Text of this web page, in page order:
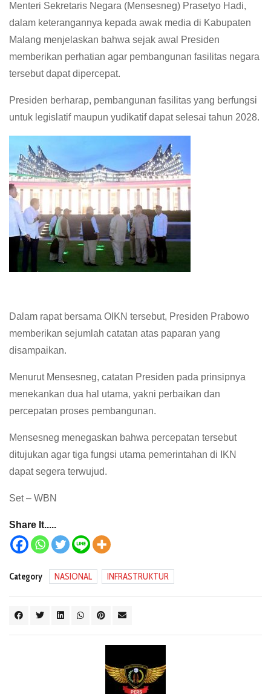
Menteri Sekretaris Negara (Mensesneg) Prasetyo Hadi,
dalam keterangannya kepada awak media di Kabupaten
Malang menjelaskan bahwa sejak awal Presiden
memberikan perhatian agar pembangunan fasilitas negara
tersebut dapat dipercepat.
Presiden berharap, pembangunan fasilitas yang berfungsi
untuk legislatif maupun yudikatif dapat selesai tahun 2028.
Dalam rapat bersama OIKN tersebut, Presiden Prabowo
memberikan sejumlah catatan atas paparan yang
disampaikan.
Menurut Mensesneg, catatan Presiden pada prinsipnya
menekankan dua hal utama, yakni perbaikan dan
percepatan proses pembangunan.
Mensesneg menegaskan bahwa percepatan tersebut
ditujukan agar tiga fungsi utama pemerintahan di IKN
dapat segera terwujud.
Set – WBN
Share It.....
Category NASIONAL INFRASTRUKTUR